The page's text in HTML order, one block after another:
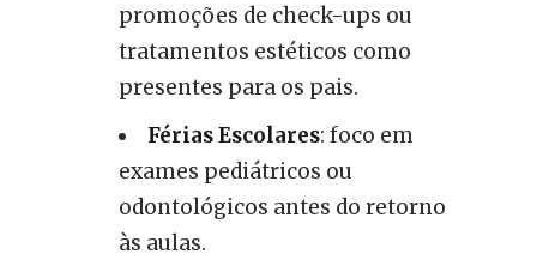
promoções de check-ups ou
tratamentos estéticos como
presentes para os pais.
Férias Escolares: foco em
exames pediátricos ou
odontológicos antes do retorno
às aulas.